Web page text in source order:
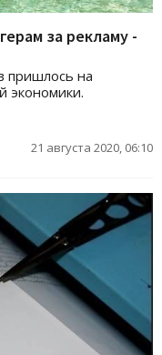
за рекламу -
пришлось на
экономики.
21 августа 2020, 06:10